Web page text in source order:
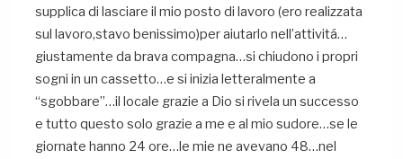
supplica di lasciare il mio posto di lavoro (ero realizzata
sul lavoro,stavo benissimo)per aiutarlo nell’attivitá…
giustamente da brava compagna…si chiudono i propri
sogni in un cassetto…e si inizia letteralmente a
“sgobbare”…il locale grazie a Dio si rivela un successo
e tutto questo solo grazie a me e al mio sudore…se le
giornate hanno 24 ore…le mie ne avevano 48…nel